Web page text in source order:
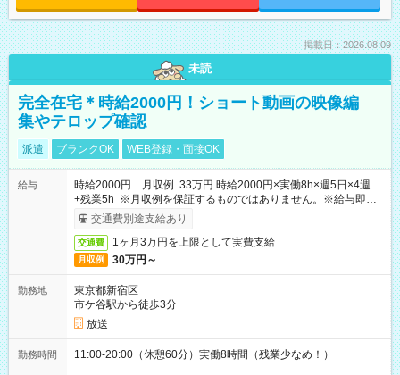
掲載日：2026.08.09
未読
完全在宅＊時給2000円！ショート動画の映像編
集やテロップ確認
派遣 ブランクOK WEB登録・面接OK
給与
時給2000円 月収例 33万円 時給2000円×実働8h×週5日×4週
+残業5h ※月収例を保証するものではありません。※給与即受
取りサービス利用可（利用条件有）
交通費別途支給あり
交通費 1ヶ月3万円を上限として実費支給
月収例 30万円～
勤務地
東京都新宿区
市ケ谷駅から徒歩3分
放送
勤務時間 11:00-20:00（休憩60分）実働8時間（残業少なめ！）